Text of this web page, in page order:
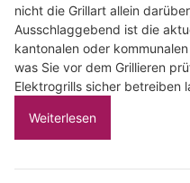
nicht die Grillart allein
Ausschlaggebend ist die
kantonalen oder
was Sie vor dem Grillieren
Elektrogrills sicher betreiben
Weiterlesen